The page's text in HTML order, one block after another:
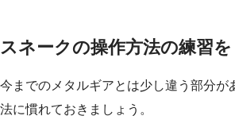
スネークの操作方法の練習
今までのメタルギアとは少し違う部分が
法に慣れておきましょう。